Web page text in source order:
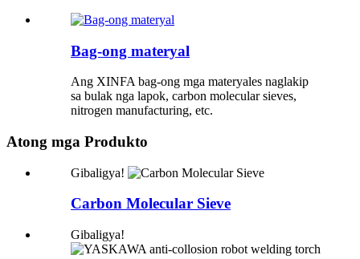
Bag-ong materyal
Ang XINFA bag-ong mga materyales naglakip
sa bulak nga lapok, carbon molecular sieves,
nitrogen manufacturing, etc.
Atong mga Produkto
Gibaligya!
Carbon Molecular Sieve
Gibaligya!